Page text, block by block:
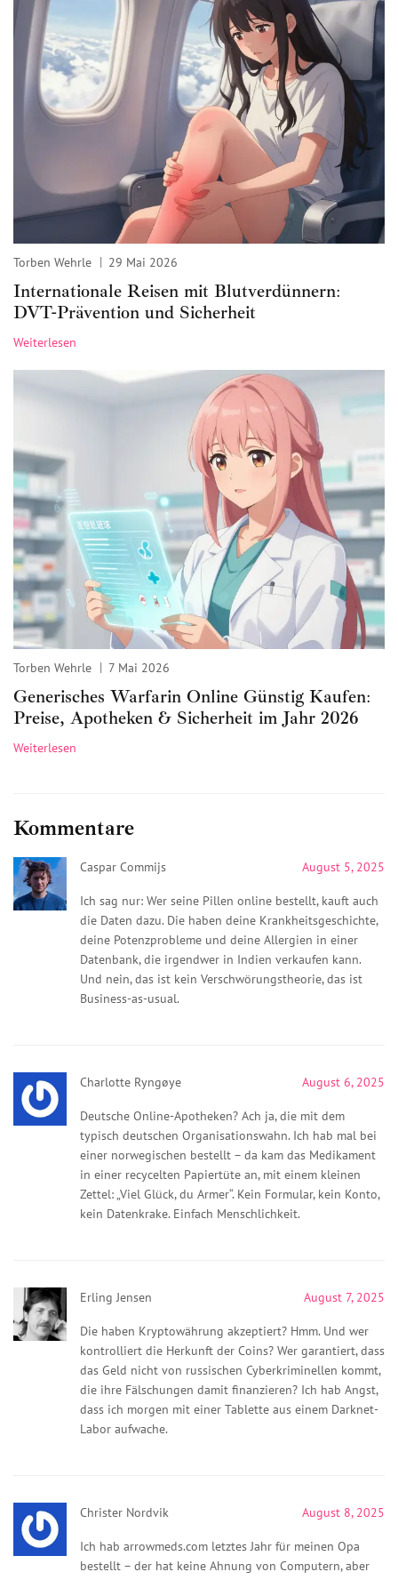
Torben Wehrle 29 Mai 2026
Internationale Reisen mit Blutverdünnern:
DVT-Prävention und Sicherheit
Weiterlesen
Torben Wehrle 7 Mai 2026
Generisches Warfarin Online Günstig Kaufen:
Preise, Apotheken & Sicherheit im Jahr 2026
Weiterlesen
Kommentare
Caspar Commijs August 5, 2025
Ich sag nur: Wer seine Pillen online bestellt, kauft auch
die Daten dazu. Die haben deine Krankheitsgeschichte,
deine Potenzprobleme und deine Allergien in einer
Datenbank, die irgendwer in Indien verkaufen kann.
Und nein, das ist kein Verschwörungstheorie, das ist
Business-as-usual.
Charlotte Ryngøye August 6, 2025
Deutsche Online-Apotheken? Ach ja, die mit dem
typisch deutschen Organisationswahn. Ich hab mal bei
einer norwegischen bestellt – da kam das Medikament
in einer recycelten Papiertüte an, mit einem kleinen
Zettel: „Viel Glück, du Armer“. Kein Formular, kein Konto,
kein Datenkrake. Einfach Menschlichkeit.
Erling Jensen August 7, 2025
Die haben Kryptowährung akzeptiert? Hmm. Und wer
kontrolliert die Herkunft der Coins? Wer garantiert, dass
das Geld nicht von russischen Cyberkriminellen kommt,
die ihre Fälschungen damit finanzieren? Ich hab Angst,
dass ich morgen mit einer Tablette aus einem Darknet-
Labor aufwache.
Christer Nordvik August 8, 2025
Ich hab arrowmeds.com letztes Jahr für meinen Opa
bestellt – der hat keine Ahnung von Computern, aber